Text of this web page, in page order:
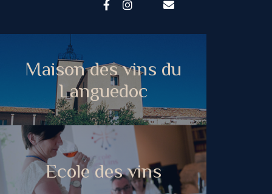
Maison des vins du
Languedoc
Ecole des vins